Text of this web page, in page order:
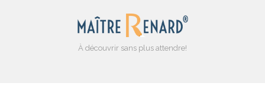
À découvrir sans plus attendre!